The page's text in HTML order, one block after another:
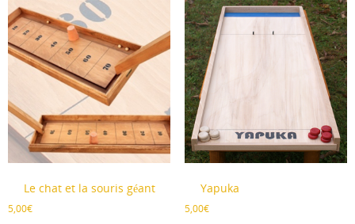
Le chat et la souris géant
5,00€
Yapuka
5,00€